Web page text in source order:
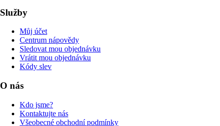
Služby
Můj účet
Centrum nápovědy
Sledovat mou objednávku
Vrátit mou objednávku
Kódy slev
O nás
Kdo jsme?
Kontaktujte nás
Všeobecné obchodní podmínky